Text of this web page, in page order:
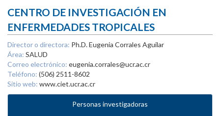
CENTRO DE INVESTIGACIÓN EN
ENFERMEDADES TROPICALES
Director o directora: Ph.D. Eugenia Corrales Aguilar
Área: SALUD
Correo electrónico: eugenia.corrales@ucr.ac.cr
Teléfono: (506) 2511-8602
Sitio web: www.ciet.ucr.ac.cr
Personas investigadoras